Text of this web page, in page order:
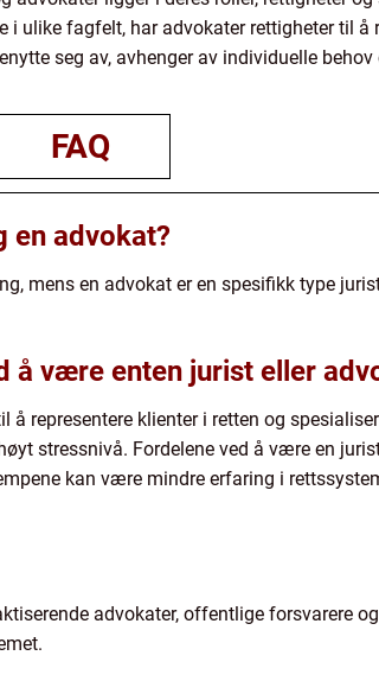
ulike fagfelt, har advokater rettigheter til å
seg av, avhenger av individuelle
FAQ
en advokat?
mens en advokat er en spesifikk type
å være enten jurist eller
representere klienter i retten og
stressnivå. Fordelene ved å være en
kan være mindre erfaring i
advokater, offentlige forsvarere